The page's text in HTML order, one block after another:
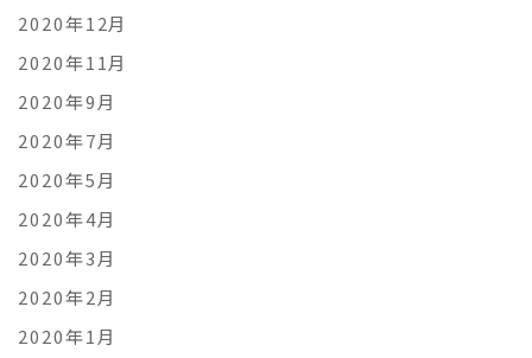
2020年12月
2020年11月
2020年9月
2020年7月
2020年5月
2020年4月
2020年3月
2020年2月
2020年1月